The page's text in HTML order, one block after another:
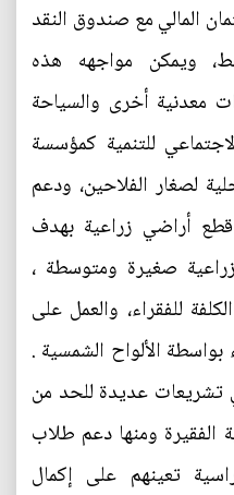
المالي مع صندوق النقد
ويمكن مواجهه هذه
معدنية أخرى والسياحة
للتنمية كمؤسسة
لصغار الفلاحين، ودعم
أراضي زراعية بهدف
زراعية صغيرة ومتوسطة ،
للفقراء، والعمل على
بواسطة الألواح الشمسية .
تشريعات عديدة للحد من
الفقيرة ومنها دعم طلاب
تعينهم على إكمال